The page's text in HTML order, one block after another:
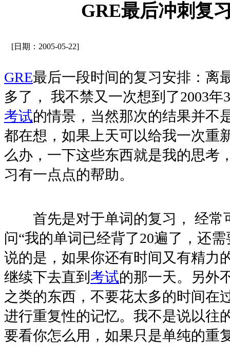
GRE最后冲刺复
[日期：2005-05-22]
GRE最后一段时间的复习安排：离
多了， 我不禁又一次想到了2003年
考试的情景，当然那次的结果并不
都在想，如果上天可以给我一次重
么办，一下这些东西就是我的思考
习有一点点的帮助。
首先是对于单词的复习， 经常
问“我的单词已经背了20遍了，还
说的是，如果你还有时间又有精力
继续下去直到 考试的那一天。另外
之类的东西，不要花太多的时间在
进行重复性的记忆。我不是说以往
要看你怎么用，如果只是单纯的重